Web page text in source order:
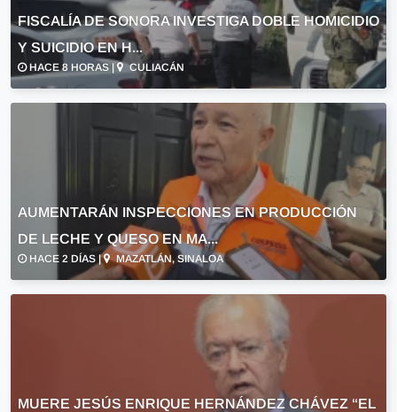
FISCALÍA DE SONORA INVESTIGA DOBLE HOMICIDIO
Y SUICIDIO EN H...
HACE 8 HORAS | CULIACÁN
AUMENTARÁN INSPECCIONES EN PRODUCCIÓN
DE LECHE Y QUESO EN MA...
HACE 2 DÍAS | MAZATLÁN, SINALOA
MUERE JESÚS ENRIQUE HERNÁNDEZ CHÁVEZ “EL